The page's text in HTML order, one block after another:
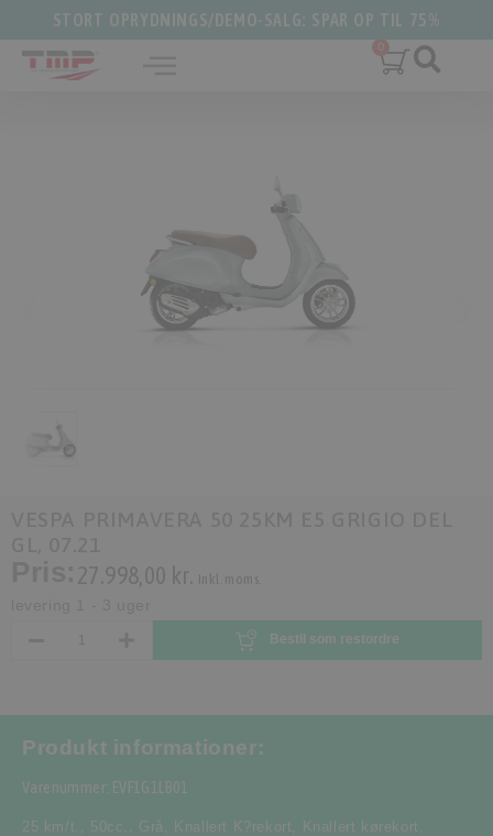
STORT OPRYDNINGS/DEMO-SALG: SPAR OP TIL 75%
Bestil som restordre
Produkt informationer:
Varenummer: EVF1G1LB01
25 km/t. , 50cc. , Grå, Knallert K?rekort, Knallert kørekort ,